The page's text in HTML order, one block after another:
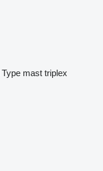
Type mast triplex